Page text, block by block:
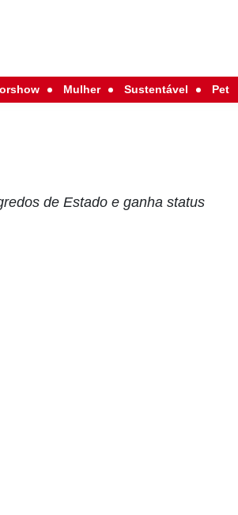
Mulher Sustentável Pet
de Estado e ganha status